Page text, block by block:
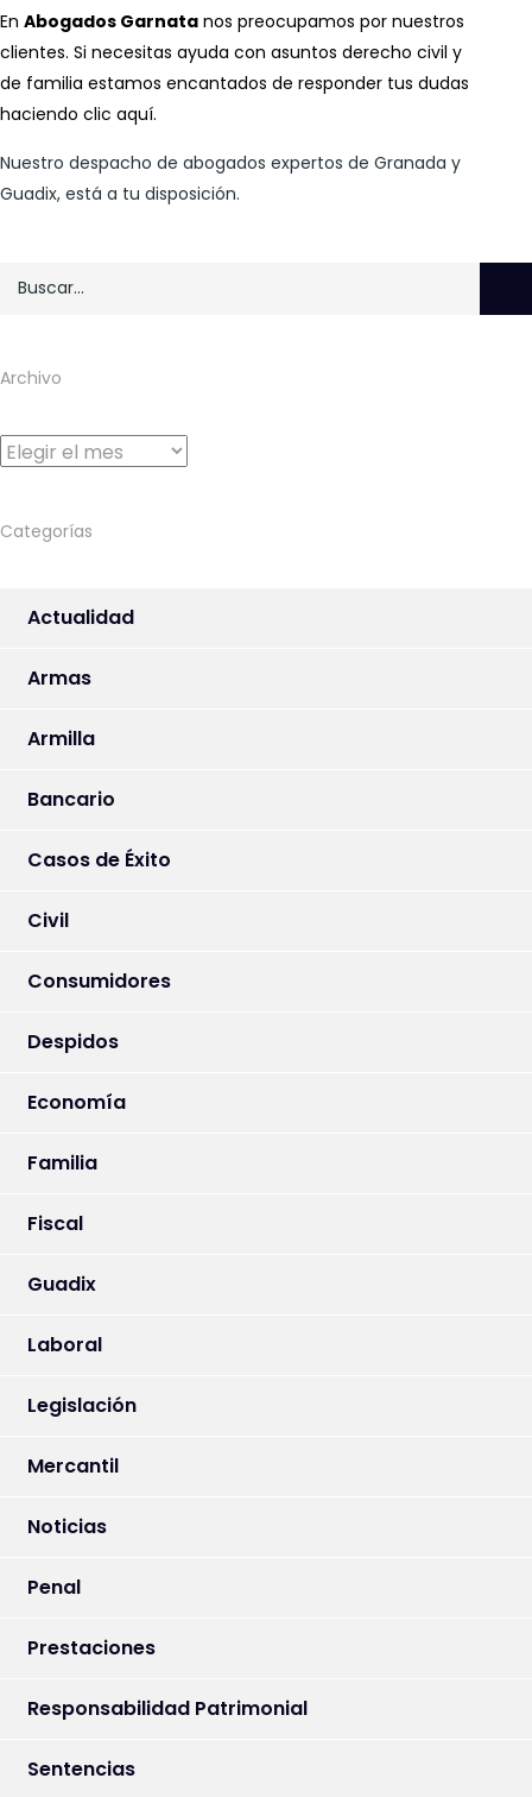
En Abogados Garnata nos preocupamos por nuestros
clientes. Si necesitas ayuda con asuntos derecho civil y
de familia estamos encantados de responder tus dudas
haciendo clic aquí.
Nuestro despacho de abogados expertos de Granada y
Guadix, está a tu disposición.
Archivo
Archivo
Categorías
Actualidad
Armas
Armilla
Bancario
Casos de Éxito
Civil
Consumidores
Despidos
Economía
Familia
Fiscal
Guadix
Laboral
Legislación
Mercantil
Noticias
Penal
Prestaciones
Responsabilidad Patrimonial
Sentencias